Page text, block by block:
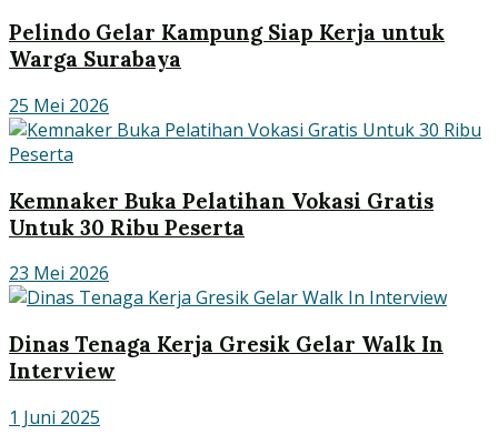
Pelindo Gelar Kampung Siap Kerja untuk
Warga Surabaya
25 Mei 2026
Kemnaker Buka Pelatihan Vokasi Gratis
Untuk 30 Ribu Peserta
23 Mei 2026
Dinas Tenaga Kerja Gresik Gelar Walk In
Interview
1 Juni 2025